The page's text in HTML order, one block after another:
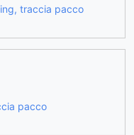
traccia pacco
pacco